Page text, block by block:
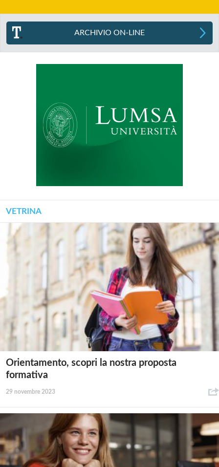
ARCHIVIO ON-LINE
VETRINA
Orientamento, scopri la nostra proposta
formativa
29 novembre 2023